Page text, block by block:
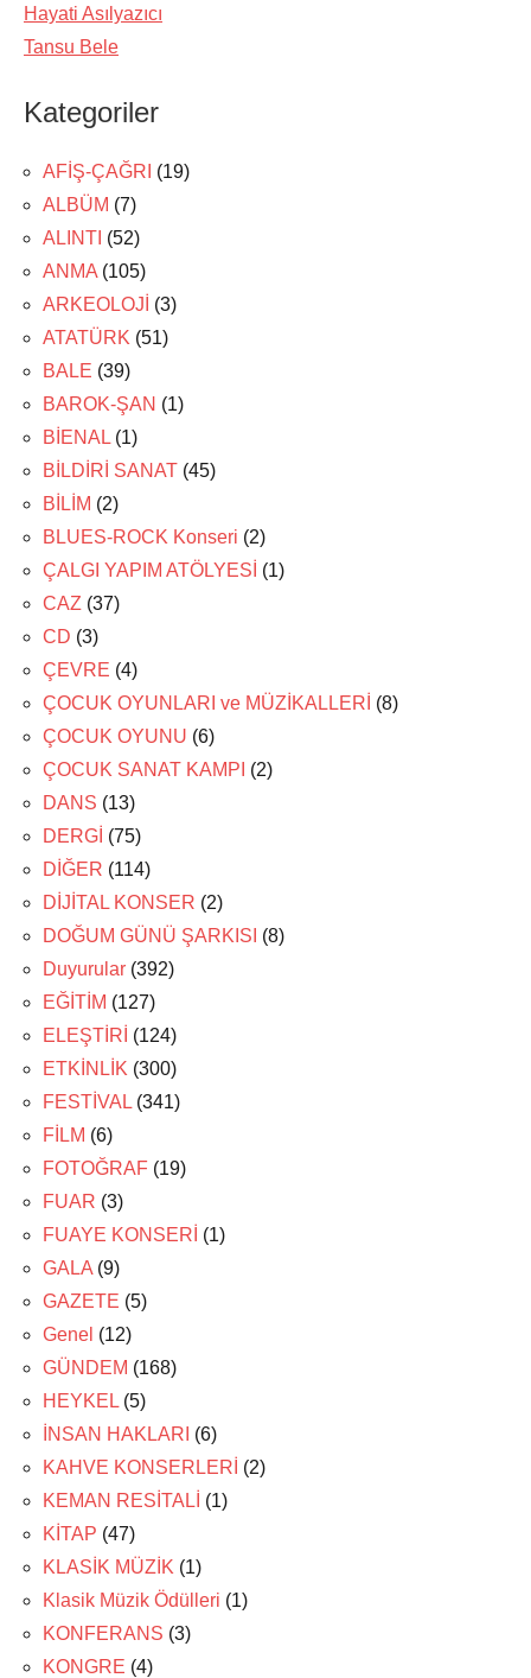
Hayati Asılyazıcı
Tansu Bele
Kategoriler
AFİŞ-ÇAĞRI (19)
ALBÜM (7)
ALINTI (52)
ANMA (105)
ARKEOLOJİ (3)
ATATÜRK (51)
BALE (39)
BAROK-ŞAN (1)
BİENAL (1)
BİLDİRİ SANAT (45)
BİLİM (2)
BLUES-ROCK Konseri (2)
ÇALGI YAPIM ATÖLYESİ (1)
CAZ (37)
CD (3)
ÇEVRE (4)
ÇOCUK OYUNLARI ve MÜZİKALLERİ (8)
ÇOCUK OYUNU (6)
ÇOCUK SANAT KAMPI (2)
DANS (13)
DERGİ (75)
DİĞER (114)
DİJİTAL KONSER (2)
DOĞUM GÜNÜ ŞARKISI (8)
Duyurular (392)
EĞİTİM (127)
ELEŞTİRİ (124)
ETKİNLİK (300)
FESTİVAL (341)
FİLM (6)
FOTOĞRAF (19)
FUAR (3)
FUAYE KONSERİ (1)
GALA (9)
GAZETE (5)
Genel (12)
GÜNDEM (168)
HEYKEL (5)
İNSAN HAKLARI (6)
KAHVE KONSERLERİ (2)
KEMAN RESİTALİ (1)
KİTAP (47)
KLASİK MÜZİK (1)
Klasik Müzik Ödülleri (1)
KONFERANS (3)
KONGRE (4)